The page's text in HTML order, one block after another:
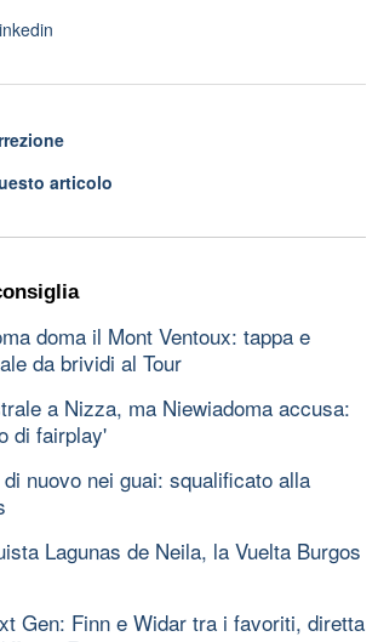
articolo
doma il Mont Ventoux: tappa e
da brividi al Tour
a Nizza, ma Niewiadoma accusa:
di fairplay'
nuovo nei guai: squalificato alla
Lagunas de Neila, la Vuelta Burgos
Gen: Finn e Widar tra i favoriti, diretta